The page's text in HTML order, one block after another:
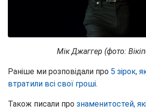
Мік Джаггер (фото:
Раніше ми розповідали про 5 зірок,
втратили всі свої гроші.
Також писали про знаменитостей,